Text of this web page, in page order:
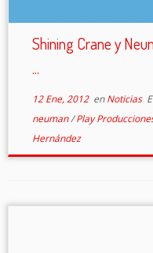
Shining Crane y
...
12 Ene, 2012enNoticias
neuman/Play
Hernández